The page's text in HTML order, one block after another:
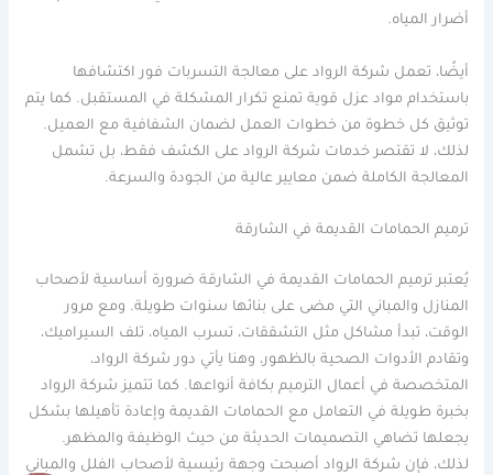
أضرار المياه.
أيضًا، تعمل شركة الرواد على معالجة التسربات فور اكتشافها
باستخدام مواد عزل قوية تمنع تكرار المشكلة في المستقبل. كما يتم
توثيق كل خطوة من خطوات العمل لضمان الشفافية مع العميل.
لذلك، لا تقتصر خدمات شركة الرواد على الكشف فقط، بل تشمل
المعالجة الكاملة ضمن معايير عالية من الجودة والسرعة.
ترميم الحمامات القديمة في الشارقة
يُعتبر ترميم الحمامات القديمة في الشارقة ضرورة أساسية لأصحاب
المنازل والمباني التي مضى على بنائها سنوات طويلة. ومع مرور
الوقت، تبدأ مشاكل مثل التشققات، تسرب المياه، تلف السيراميك،
وتقادم الأدوات الصحية بالظهور، وهنا يأتي دور شركة الرواد،
المتخصصة في أعمال الترميم بكافة أنواعها. كما تتميز شركة الرواد
بخبرة طويلة في التعامل مع الحمامات القديمة وإعادة تأهيلها بشكل
يجعلها تضاهي التصميمات الحديثة من حيث الوظيفة والمظهر.
لذلك، فإن شركة الرواد أصبحت وجهة رئيسية لأصحاب الفلل والمباني